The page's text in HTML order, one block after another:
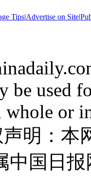
Tips|Advertise on Site|
be used
or
声明：
中国日